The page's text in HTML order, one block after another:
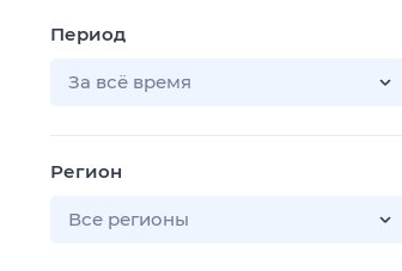
ТВ-программа
Период
За всё время
Регион
Все регионы